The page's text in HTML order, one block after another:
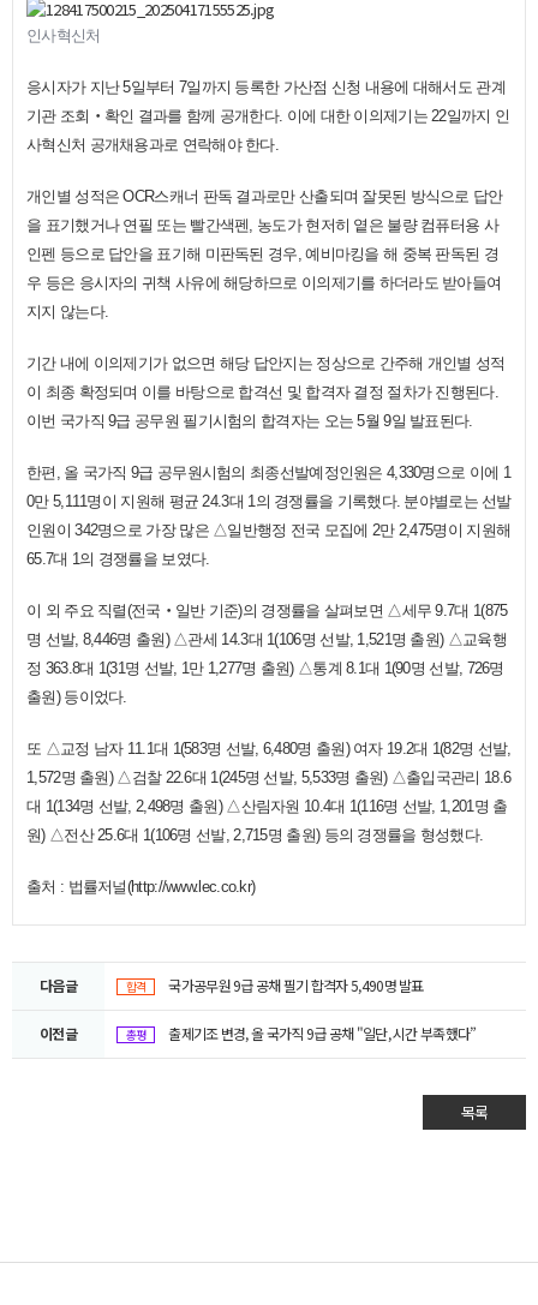
인사혁신처
응시자가 지난 5일부터 7일까지 등록한 가산점 신청 내용에 대해서도 관계
기관 조회‧확인 결과를 함께 공개한다. 이에 대한 이의제기는 22일까지 인
사혁신처 공개채용과로 연락해야 한다.
개인별 성적은 OCR스캐너 판독 결과로만 산출되며 잘못된 방식으로 답안
을 표기했거나 연필 또는 빨간색펜, 농도가 현저히 옅은 불량 컴퓨터용 사
인펜 등으로 답안을 표기해 미판독된 경우, 예비마킹을 해 중복 판독된 경
우 등은 응시자의 귀책 사유에 해당하므로 이의제기를 하더라도 받아들여
지지 않는다.
기간 내에 이의제기가 없으면 해당 답안지는 정상으로 간주해 개인별 성적
이 최종 확정되며 이를 바탕으로 합격선 및 합격자 결정 절차가 진행된다.
이번 국가직 9급 공무원 필기시험의 합격자는 오는 5월 9일 발표된다.
한편, 올 국가직 9급 공무원시험의 최종선발예정인원은 4,330명으로 이에 1
0만 5,111명이 지원해 평균 24.3대 1의 경쟁률을 기록했다. 분야별로는 선발
인원이 342명으로 가장 많은 △일반행정 전국 모집에 2만 2,475명이 지원해
65.7대 1의 경쟁률을 보였다.
이 외 주요 직렬(전국‧일반 기준)의 경쟁률을 살펴보면 △세무 9.7대 1(875
명 선발, 8,446명 출원) △관세 14.3대 1(106명 선발, 1,521명 출원) △교육행
정 363.8대 1(31명 선발, 1만 1,277명 출원) △통계 8.1대 1(90명 선발, 726명
출원) 등이었다.
또 △교정 남자 11.1대 1(583명 선발, 6,480명 출원) 여자 19.2대 1(82명 선발,
1,572명 출원) △검찰 22.6대 1(245명 선발, 5,533명 출원) △출입국관리 18.6
대 1(134명 선발, 2,498명 출원) △산림자원 10.4대 1(116명 선발, 1,201명 출
원) △전산 25.6대 1(106명 선발, 2,715명 출원) 등의 경쟁률을 형성했다.
출처 : 법률저널(http://www.lec.co.kr)
다음글 합격 국가공무원 9급 공채 필기 합격자 5,490명 발표
이전글 총평 출제기조 변경, 올 국가직 9급 공채 "일단, 시간 부족했다”
목록